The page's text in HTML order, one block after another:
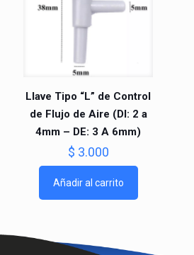
Llave Tipo “L” de Control
de Flujo de Aire (DI: 2 a
4mm – DE: 3 A 6mm)
$ 3.000
Añadir al carrito